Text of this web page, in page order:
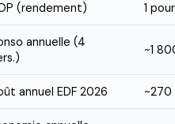
(rendement) 1 pour
annuelle (4
~1
annuel EDF 2026